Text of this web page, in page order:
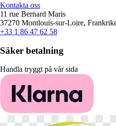
Kontakta oss
11 rue Bernard Maris
37270 Montlouis-sur-Loire,
+33 1 86 47 62 58
Säker betalning
Handla tryggt på vår sida